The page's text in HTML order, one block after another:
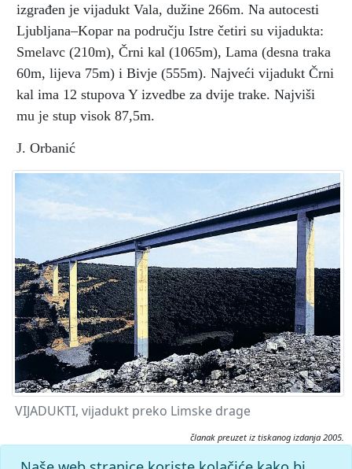
izgrađen je vijadukt Vala, dužine 266m. Na autocesti
Ljubljana–Kopar na području Istre četiri su vijadukta:
Smelavc (210m), Črni kal (1065m), Lama (desna traka
60m, lijeva 75m) i Bivje (555m). Najveći vijadukt Črni
kal ima 12 stupova Y izvedbe za dvije trake. Najviši
mu je stup visok 87,5m.
J. Orbanić
VIJADUKTI, vijadukt preko Limske drage
članak preuzet iz tiskanog izdanja 2005.
Citiranje: